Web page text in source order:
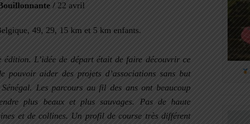
/ 22 avril
49, 29, 15 km et 5 km enfants.
L’idée de départ était de faire découvrir ce
pouvoir aider des projets d’associations sans but
Les parcours au fil des ans ont beaucoup
plus beaux et plus sauvages. Pas de haute
et de collines. Un profil de course très différent